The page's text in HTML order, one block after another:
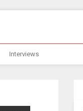
Interviews